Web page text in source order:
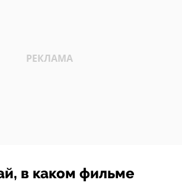
в каком фильме